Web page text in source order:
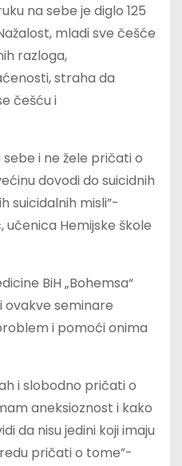
na sebe je diglo 125
mladi sve češće
razloga,
straha da
češću i
i ne žele pričati o
dovodi do suicidnih
suicidalnih misli”-
učenica Hemijske škole
BiH „Bohemsa“
ovakve seminare
i pomoći onima
i slobodno pričati o
aneksioznost i kako
da nisu jedini koji imaju
pričati o tome”-